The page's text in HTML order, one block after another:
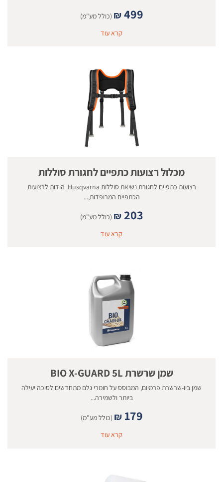
₪ 499
(כולל מע"מ)
קרא עוד
מכלול רצועות כתפיים לחגורת סוללות
רצועות כתפיים לחגורת נשיאת סוללות Husqvarna. הודות לרצועות
הכתפיים המרופדות,...
₪ 203
(כולל מע"מ)
קרא עוד
שמן שרשרת BIO X-GUARD 5L
שמן ביו-שרשרת פרמיום, המבוסס על חומרי גלם מתחדשים לסיכה יעילה
ביותר ולשמירה...
₪ 179
(כולל מע"מ)
קרא עוד